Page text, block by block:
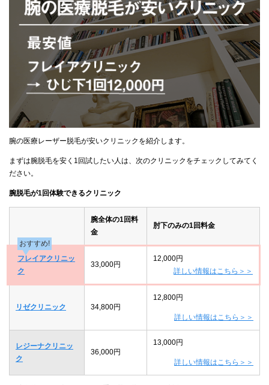
腕の医療レーザー脱毛が安いクリニックを紹介します。
まずは腕脱毛を安く1回試したい人は、次のクリニックをチェックしてみてく
ださい。
腕脱毛が1回体験できるクリニック
腕全体の1回料
金
肘下のみの1回料金
おすすめ!
フレイアクリニッ
ク
33,000円
12,000円
詳しい情報はこちら＞＞
リゼクリニック 34,800円
12,800円
詳しい情報はこちら＞＞
レジーナクリニッ
ク
36,000円
13,000円
詳しい情報はこちら＞＞